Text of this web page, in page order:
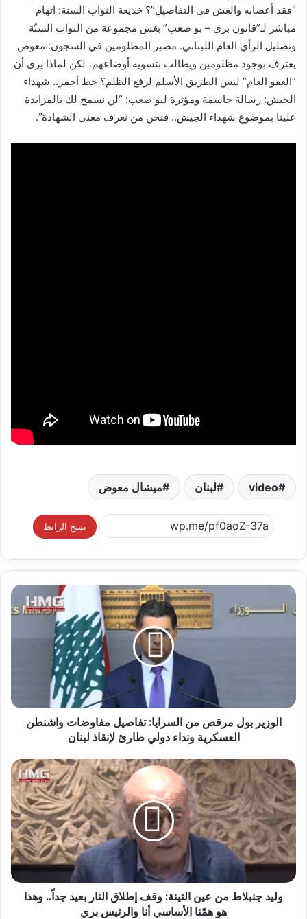
“فقد أعصابه والغش في التفاصيل”؟ خديعة النواب السنة: اتهام
مباشر لـ”قانون بري – بو صعب” بغش مجموعة من النواب السنّة
وتضليل الرأي العام اللبناني. مصير المظلومين في السجون: معوض
يعترف بوجود مظلومين ويطالب بتسوية أوضاعهم، لكن لماذا يرى أن
“العفو العام” ليس الطريق الأسلم لرفع الظلم؟ خط أحمر.. شهداء
الجيش: رسالة حاسمة ومؤثرة لبو صعب: “لن نسمح لك بالمزايدة
علينا بموضوع شهداء الجيش.. فنحن من نعرف معنى الشهادة”.
video لبنان ميشال معوض
نسخ الرابط
الوزير بول مرقص من السرايا: تفاصيل مفاوضات واشنطن
العسكرية ونداء دولي طارئ لإنقاذ لبنان
وليد جنبلاط من عين التينة: وقف إطلاق النار بعيد جداً.. وهذا
هو همّنا الأساسي أنا والرئيس بري